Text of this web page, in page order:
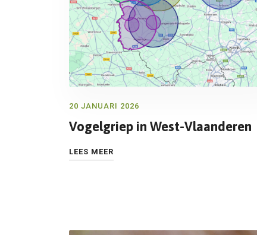
20 JANUARI 2026
Vogelgriep in West-Vlaanderen
LEES MEER